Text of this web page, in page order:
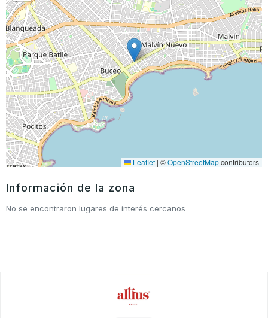
Leaflet | ©OpenStreetMapcontributors
Información de la zona
No se encontraron lugares de interés cercanos